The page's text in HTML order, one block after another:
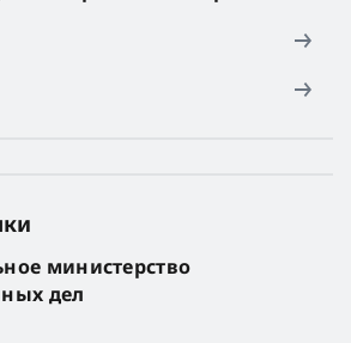
министерство
дел